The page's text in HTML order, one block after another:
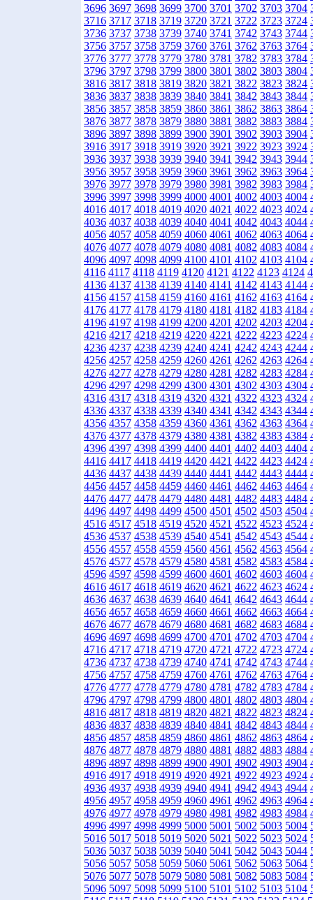
3696 3697 3698 3699 3700 3701 3702 3703 3704
3716 3717 3718 3719 3720 3721 3722 3723 3724
3736 3737 3738 3739 3740 3741 3742 3743 3744
3756 3757 3758 3759 3760 3761 3762 3763 3764
3776 3777 3778 3779 3780 3781 3782 3783 3784
3796 3797 3798 3799 3800 3801 3802 3803 3804
3816 3817 3818 3819 3820 3821 3822 3823 3824
3836 3837 3838 3839 3840 3841 3842 3843 3844
3856 3857 3858 3859 3860 3861 3862 3863 3864
3876 3877 3878 3879 3880 3881 3882 3883 3884
3896 3897 3898 3899 3900 3901 3902 3903 3904
3916 3917 3918 3919 3920 3921 3922 3923 3924
3936 3937 3938 3939 3940 3941 3942 3943 3944
3956 3957 3958 3959 3960 3961 3962 3963 3964
3976 3977 3978 3979 3980 3981 3982 3983 3984
3996 3997 3998 3999 4000 4001 4002 4003 4004
4016 4017 4018 4019 4020 4021 4022 4023 4024
4036 4037 4038 4039 4040 4041 4042 4043 4044
4056 4057 4058 4059 4060 4061 4062 4063 4064
4076 4077 4078 4079 4080 4081 4082 4083 4084
4096 4097 4098 4099 4100 4101 4102 4103 4104
4116 4117 4118 4119 4120 4121 4122 4123 4124
4136 4137 4138 4139 4140 4141 4142 4143 4144
4156 4157 4158 4159 4160 4161 4162 4163 4164
4176 4177 4178 4179 4180 4181 4182 4183 4184
4196 4197 4198 4199 4200 4201 4202 4203 4204
4216 4217 4218 4219 4220 4221 4222 4223 4224
4236 4237 4238 4239 4240 4241 4242 4243 4244
4256 4257 4258 4259 4260 4261 4262 4263 4264
4276 4277 4278 4279 4280 4281 4282 4283 4284
4296 4297 4298 4299 4300 4301 4302 4303 4304
4316 4317 4318 4319 4320 4321 4322 4323 4324
4336 4337 4338 4339 4340 4341 4342 4343 4344
4356 4357 4358 4359 4360 4361 4362 4363 4364
4376 4377 4378 4379 4380 4381 4382 4383 4384
4396 4397 4398 4399 4400 4401 4402 4403 4404
4416 4417 4418 4419 4420 4421 4422 4423 4424
4436 4437 4438 4439 4440 4441 4442 4443 4444
4456 4457 4458 4459 4460 4461 4462 4463 4464
4476 4477 4478 4479 4480 4481 4482 4483 4484
4496 4497 4498 4499 4500 4501 4502 4503 4504
4516 4517 4518 4519 4520 4521 4522 4523 4524
4536 4537 4538 4539 4540 4541 4542 4543 4544
4556 4557 4558 4559 4560 4561 4562 4563 4564
4576 4577 4578 4579 4580 4581 4582 4583 4584
4596 4597 4598 4599 4600 4601 4602 4603 4604
4616 4617 4618 4619 4620 4621 4622 4623 4624
4636 4637 4638 4639 4640 4641 4642 4643 4644
4656 4657 4658 4659 4660 4661 4662 4663 4664
4676 4677 4678 4679 4680 4681 4682 4683 4684
4696 4697 4698 4699 4700 4701 4702 4703 4704
4716 4717 4718 4719 4720 4721 4722 4723 4724
4736 4737 4738 4739 4740 4741 4742 4743 4744
4756 4757 4758 4759 4760 4761 4762 4763 4764
4776 4777 4778 4779 4780 4781 4782 4783 4784
4796 4797 4798 4799 4800 4801 4802 4803 4804
4816 4817 4818 4819 4820 4821 4822 4823 4824
4836 4837 4838 4839 4840 4841 4842 4843 4844
4856 4857 4858 4859 4860 4861 4862 4863 4864
4876 4877 4878 4879 4880 4881 4882 4883 4884
4896 4897 4898 4899 4900 4901 4902 4903 4904
4916 4917 4918 4919 4920 4921 4922 4923 4924
4936 4937 4938 4939 4940 4941 4942 4943 4944
4956 4957 4958 4959 4960 4961 4962 4963 4964
4976 4977 4978 4979 4980 4981 4982 4983 4984
4996 4997 4998 4999 5000 5001 5002 5003 5004
5016 5017 5018 5019 5020 5021 5022 5023 5024
5036 5037 5038 5039 5040 5041 5042 5043 5044
5056 5057 5058 5059 5060 5061 5062 5063 5064
5076 5077 5078 5079 5080 5081 5082 5083 5084
5096 5097 5098 5099 5100 5101 5102 5103 5104